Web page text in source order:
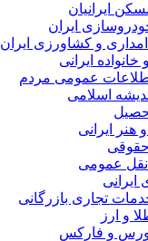
ایرانیان
ایران
و کشاورزی ایران
ایرانی
عمومی مردم
اسلامی
هنر ایرانی
حقوقی
عمومی
ایرانی
تجاری بازرگانی
و ارز
و فارکس